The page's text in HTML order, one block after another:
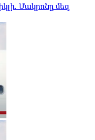
Մակրոնը մեզ